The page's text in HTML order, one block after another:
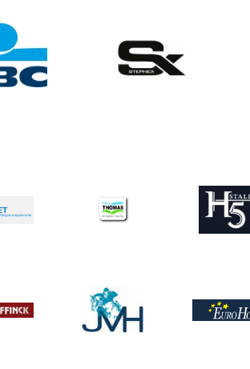
Afbeelding
Afbeelding
Afbeelding